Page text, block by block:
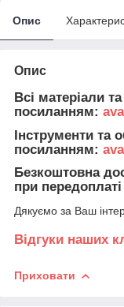
Опис
Опис
Всі матеріали
посиланням:
Інструменти та
посиланням:
Безкоштовна
при передоплаті
Дякуємо за Ваш
Відгуки наших
Приховати